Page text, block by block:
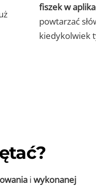
fiszek w
powtarzać
kiedykolwiek
i wykonanej